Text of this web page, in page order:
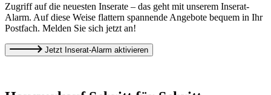
Zugriff auf die neuesten Inserate – das geht mit unserem Inserat-
Alarm. Auf diese Weise flattern spannende Angebote bequem in Ihr
Postfach. Melden Sie sich jetzt an!
Jetzt Inserat-Alarm aktivieren